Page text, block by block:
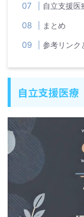
自立支援医
まとめ
参考リンク
自立支援医療